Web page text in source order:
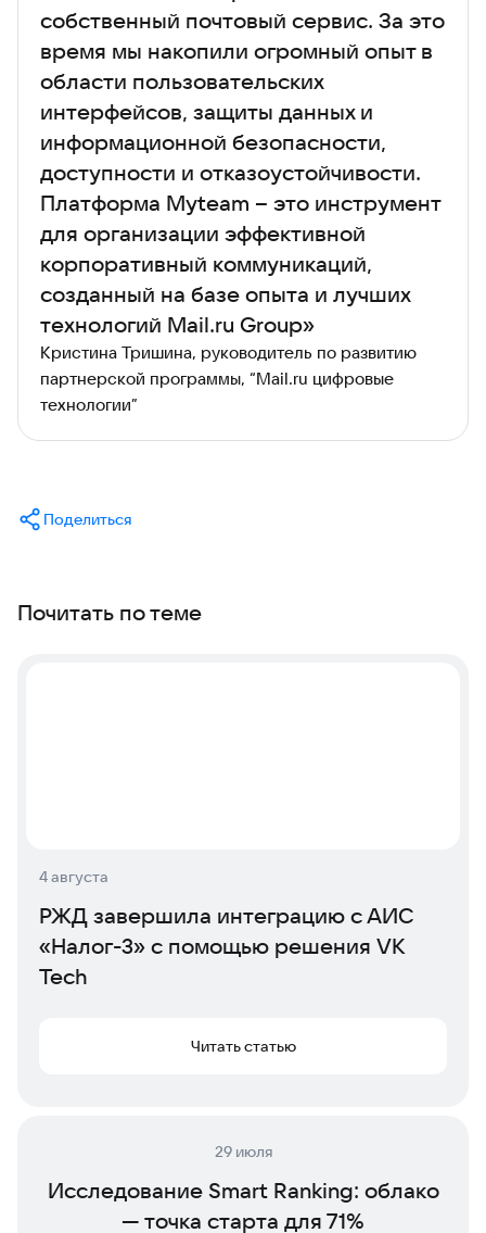
собственный почтовый сервис. За это
время мы накопили огромный опыт в
области пользовательских
интерфейсов, защиты данных и
информационной безопасности,
доступности и отказоустойчивости.
Платформа Myteam – это инструмент
для организации эффективной
корпоративный коммуникаций,
созданный на базе опыта и лучших
технологий Mail.ru Group»
Кристина Тришина, руководитель по развитию
партнерской программы, “Mail.ru цифровые
технологии”
Поделиться
Почитать по теме
4 августа
РЖД завершила интеграцию с АИС
«Налог-3» с помощью решения VK
Tech
Читать статью
29 июля
Исследование Smart Ranking: облако
— точка старта для 71%